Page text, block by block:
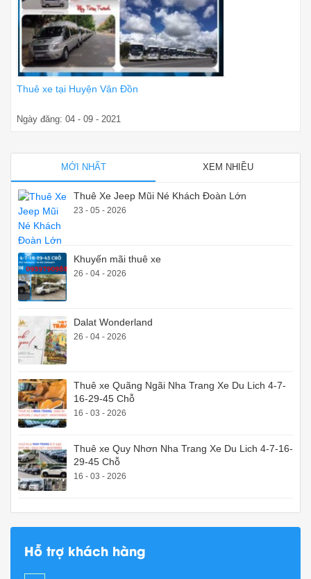
Thuê xe tại Huyện Vân Đồn
Ngày đăng: 04 - 09 - 2021
MỚI NHẤT XEM NHIỀU
Thuê Xe Jeep Mũi Né Khách Đoàn Lớn
23 - 05 - 2026
Khuyến mãi thuê xe
26 - 04 - 2026
Dalat Wonderland
26 - 04 - 2026
Thuê xe Quãng Ngãi Nha Trang Xe Du Lich 4-7-
16-29-45 Chỗ
16 - 03 - 2026
Thuê xe Quy Nhơn Nha Trang Xe Du Lich 4-7-16-
29-45 Chỗ
16 - 03 - 2026
Hỗ trợ khách hàng